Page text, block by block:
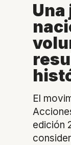
Una
El
edición